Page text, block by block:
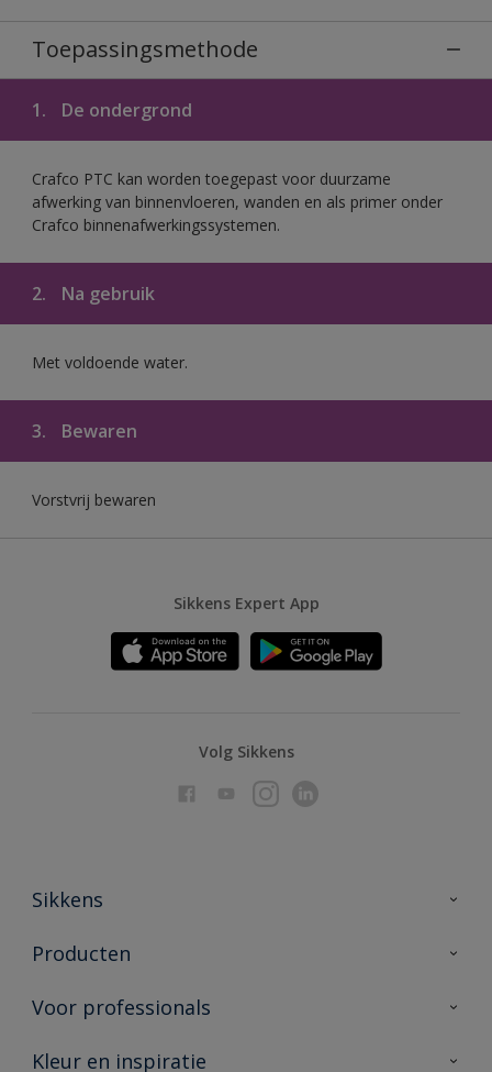
Toepassingsmethode
1. De ondergrond
Crafco PTC kan worden toegepast voor duurzame
afwerking van binnenvloeren, wanden en als primer onder
Crafco binnenafwerkingssystemen.
2. Na gebruik
Met voldoende water.
3. Bewaren
Vorstvrij bewaren
Sikkens Expert App
Volg Sikkens
Sikkens
Over Sikkens
Duurzaamheid
Producten
Producten voor binnen
Vind je verkooppunt
Voor professionals
Advies & service
Kleur en inspiratie